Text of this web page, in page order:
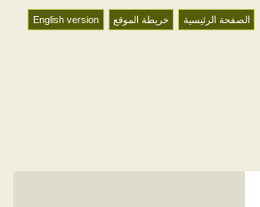
الصفحة الرئيسية خريطة الموقع English version